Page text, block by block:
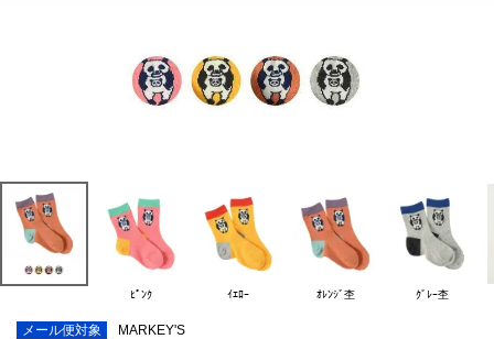
ﾋﾟﾝｸ ｲｴﾛｰ ｵﾚﾝｼﾞ杢 ｸﾞﾚｰ杢
メール便対象 MARKEY'S